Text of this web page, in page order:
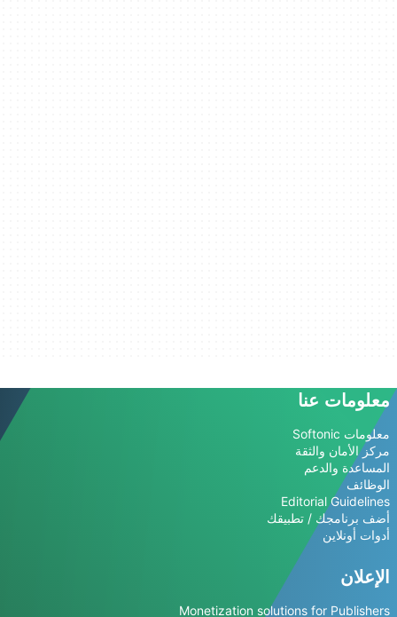
معلومات عنا
معلومات Softonic
مركز الأمان والثقة
المساعدة والدعم
الوظائف
Editorial Guidelines
أضف برنامجك / تطبيقك
أدوات أونلاين
الإعلان
Monetization solutions for Publishers